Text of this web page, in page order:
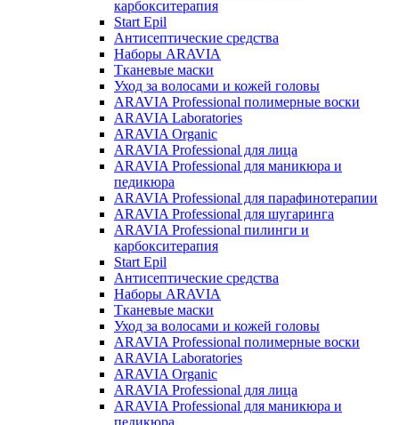
карбокситерапия
Start Epil
Антисептические средства
Наборы ARAVIA
Тканевые маски
Уход за волосами и кожей головы
ARAVIA Professional полимерные воски
ARAVIA Laboratories
ARAVIA Organic
ARAVIA Professional для лица
ARAVIA Professional для маникюра и
педикюра
ARAVIA Professional для парафинотерапии
ARAVIA Professional для шугаринга
ARAVIA Professional пилинги и
карбокситерапия
Start Epil
Антисептические средства
Наборы ARAVIA
Тканевые маски
Уход за волосами и кожей головы
ARAVIA Professional полимерные воски
ARAVIA Laboratories
ARAVIA Organic
ARAVIA Professional для лица
ARAVIA Professional для маникюра и
педикюра